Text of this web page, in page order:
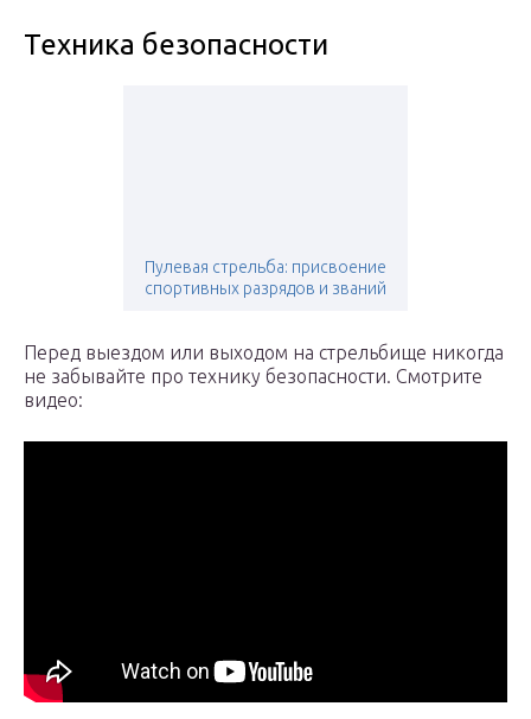
Техника безопасности
Пулевая стрельба: присвоение
спортивных разрядов и званий
Перед выездом или выходом на стрельбище никогда
не забывайте про технику безопасности. Смотрите
видео: